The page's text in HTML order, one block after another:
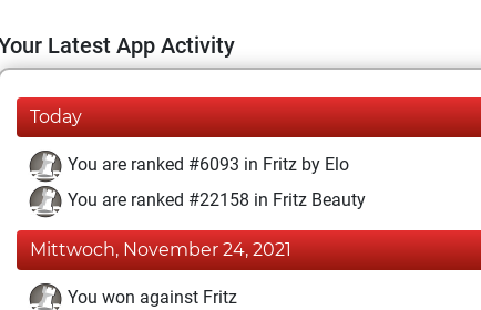
Latest App Activity
Today
You are ranked #6093 in Fritz by Elo
You are ranked #22158 in Fritz Beauty
Mittwoch, November 24, 2021
You won against Fritz